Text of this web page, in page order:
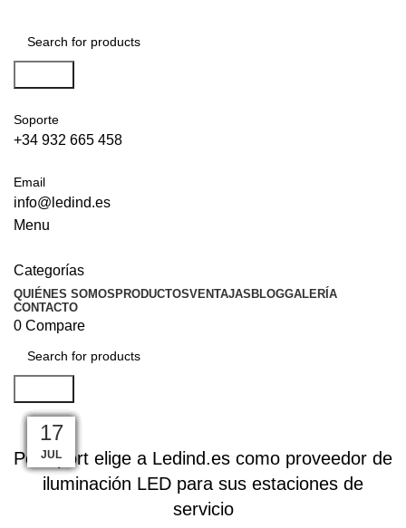
Soporte
+34 932 665 458‬
Email
info@ledind.es
Menu
Categorías
QUIÉNES SOMOS PRODUCTOSVENTAJAS BLOGGALERÍA
CONTACTO
0 Compare
Petroport elige a Ledind.es como proveedor de
iluminación LED para sus estaciones de
servicio
22
JUN
23
NOV
25
AGO
28
MAY
07
ENE
02
DIC
24
ABR
24
FEB
11
FEB
01
ENE
24
DIC
17
JUL